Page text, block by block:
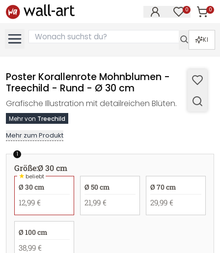
0 0
KI
Poster Korallenrote Mohnblumen -
Treechild - Rund - Ø 30 cm
Grafische Illustration mit detailreichen Blüten.
Mehr von Treechild
Mehr zum Produkt
1
Größe:Ø 30 cm
★beliebt
Ø 30 cm
12,99 €
Ø 50 cm
21,99 €
Ø 70 cm
29,99 €
Ø 100 cm
38,99 €